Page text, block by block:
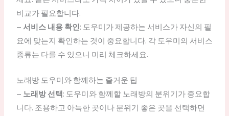
비교가 필요합니다.
– 서비스 내용 확인: 도우미가 제공하는 서비스가 자신의 필
요에 맞는지 확인하는 것이 중요합니다. 각 도우미의 서비스
종류는 다를 수 있으니 미리 체크하세요.
노래방 도우미와 함께하는 즐거운 팁
– 노래방 선택: 도우미와 함께할 노래방의 분위기가 중요합
니다. 조용하고 아늑한 곳이나 분위기 좋은 곳을 선택하면